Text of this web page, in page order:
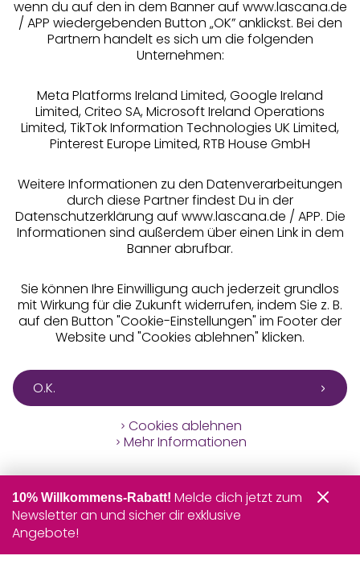
Rechtliches
Alle Preise inkl. MwSt., zzgl.
Versandkosten
wenn du auf den in dem Banner auf www.lascana.de
/ APP wiedergebenden Button „OK” anklickst. Bei den
Partnern handelt es sich um die folgenden
Unternehmen:
Meta Platforms Ireland Limited, Google Ireland
Limited, Criteo SA, Microsoft Ireland Operations
Limited, TikTok Information Technologies UK Limited,
Pinterest Europe Limited, RTB House GmbH
Weitere Informationen zu den Datenverarbeitungen
durch diese Partner findest Du in der
Datenschutzerklärung auf www.lascana.de / APP. Die
Informationen sind außerdem über einen Link in dem
Banner abrufbar.
Sie können Ihre Einwilligung auch jederzeit grundlos
mit Wirkung für die Zukunft widerrufen, indem Sie z. B.
auf den Button "Cookie-Einstellungen" im Footer der
Website und "Cookies ablehnen" klicken.
O.K.
Cookies ablehnen
Mehr Informationen
10% Willkommens-Rabatt! Melde dich jetzt zum
Newsletter an und sicher dir exklusive
Angebote!